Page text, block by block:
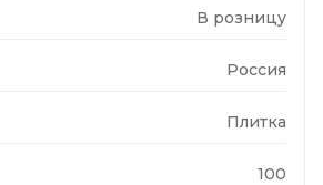
В розницу
Россия
Плитка
100